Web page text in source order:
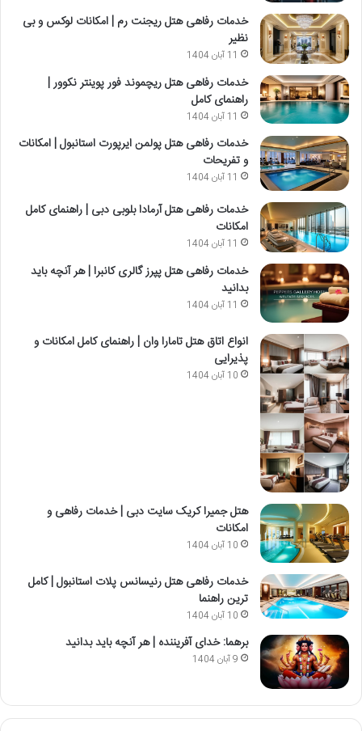
خدمات رفاهی هتل ریجنت رم | امکانات لوکس و بی
نظیر
11 آبان 1404
خدمات رفاهی هتل ریچموند فور پوینتر نکوور |
راهنمای کامل
11 آبان 1404
خدمات رفاهی هتل پولمن ایرپورت استانبول | امکانات
و تفریحات
11 آبان 1404
خدمات رفاهی هتل آرمادا بلوبی دبی | راهنمای کامل
امکانات
11 آبان 1404
خدمات رفاهی هتل پپرز گالری کانبرا | هر آنچه باید
بدانید
11 آبان 1404
انواع اتاق هتل تامارا وان | راهنمای کامل امکانات و
پذیرایی
10 آبان 1404
هتل جمیرا کریک سایت دبی | خدمات رفاهی و
امکانات
10 آبان 1404
خدمات رفاهی هتل رنیسانس پلات استانبول | کامل
ترین راهنما
10 آبان 1404
برهما: خدای آفریننده | هر آنچه باید بدانید
9 آبان 1404